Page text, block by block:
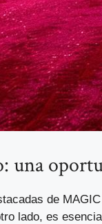
una
de
lado, es